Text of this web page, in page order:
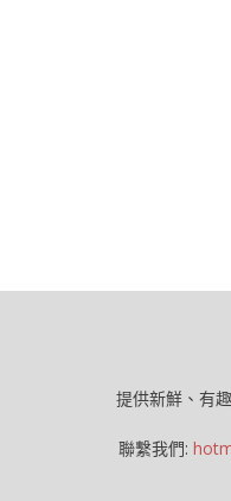
提供新鮮、有
聯繫我們: